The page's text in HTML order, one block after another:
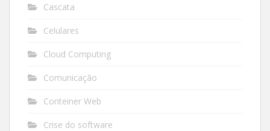
Cascata
Celulares
Cloud Computing
Comunicação
Conteiner Web
Crise do software